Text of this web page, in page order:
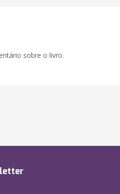
sobre o livro.